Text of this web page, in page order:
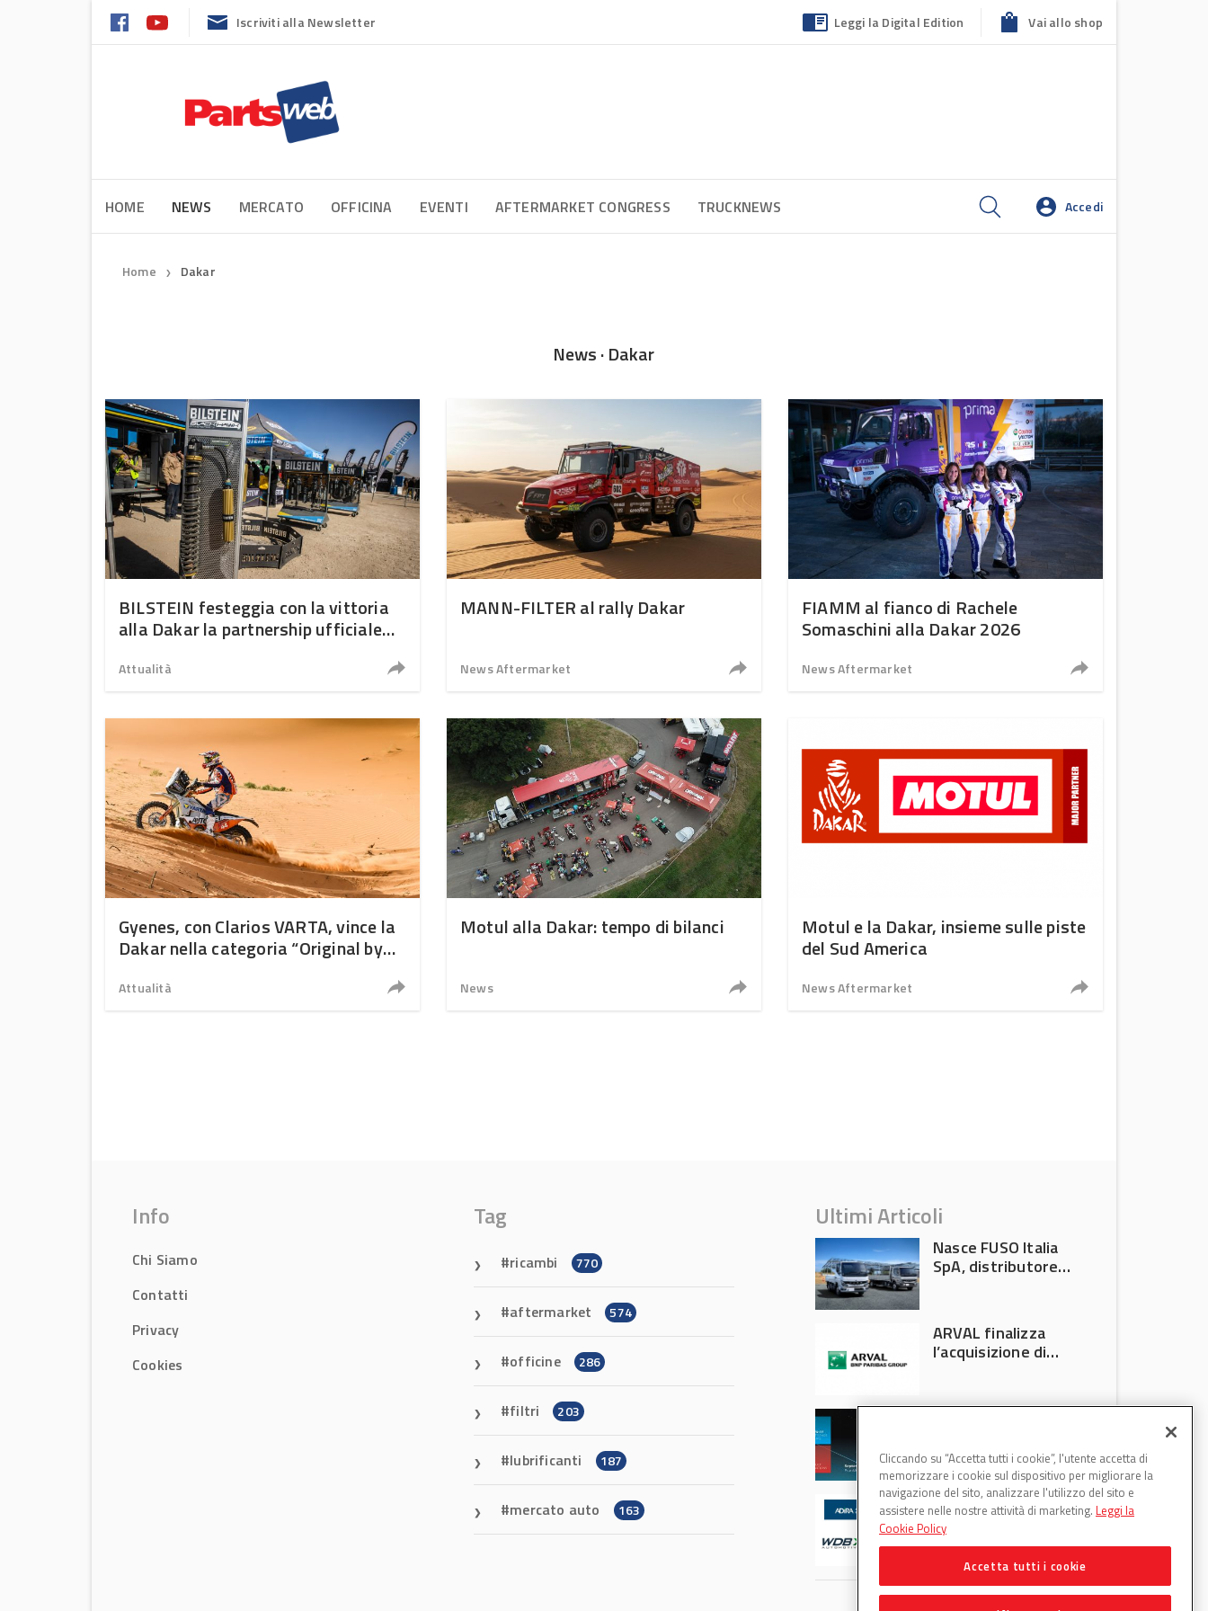
Iscriviti alla Newsletter Leggi la Digital Edition Vai allo shop
HOME NEWS MERCATO OFFICINA EVENTI AFTERMARKET CONGRESS TRUCKNEWS Accedi
Home ❯ Dakar
News · Dakar
BILSTEIN festeggia con la vittoria
alla Dakar la partnership ufficiale
ammortizzatori nel Campionato
Attualità
MANN-FILTER al rally Dakar
News Aftermarket
FIAMM al fianco di Rachele
Somaschini alla Dakar 2026
News Aftermarket
Gyenes, con Clarios VARTA, vince la
Dakar nella categoria “Original by
Attualità
Motul alla Dakar: tempo di bilanci
News
Motul e la Dakar, insieme sulle piste
del Sud America
News Aftermarket
Info
Chi Siamo
Contatti
Privacy
Cookies
Tag
ricambi 770
aftermarket 574
officine 286
filtri 203
lubrificanti 187
mercato auto 163
Ultimi Articoli
Nasce FUSO Italia
SpA, distributore
ARVAL finalizza
l’acquisizione di
Francoforte 2026
WDB Automotive
(Axitecnica) e Di.Pa.
Sport entrano in
ADIRA
Cliccando su “Accetta tutti i cookie”, l'utente accetta di
memorizzare i cookie sul dispositivo per migliorare la
navigazione del sito, analizzare l'utilizzo del sito e
assistere nelle nostre attività di marketing. Leggi la
Cookie Policy
Accetta tutti i cookie